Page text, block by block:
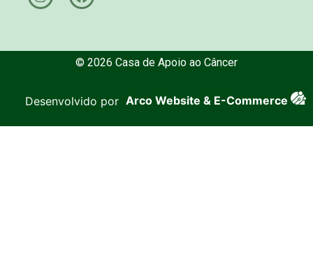
© 2026 Casa de Apoio ao Câncer
Desenvolvido por Arco Website & E-Commerce